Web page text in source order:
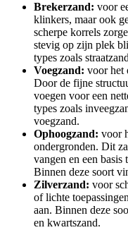
Brekerzand: voor
klinkers, maar ook
scherpe korrels
stevig op zijn plek
types zoals
Voegzand: voor het
Door de fijne
voegen voor een
types zoals
voegzand.
Ophoogzand: voor
ondergronden. Dit
vangen en een
Binnen deze soort
Zilverzand: voor
of lichte
aan. Binnen deze
en kwartszand.